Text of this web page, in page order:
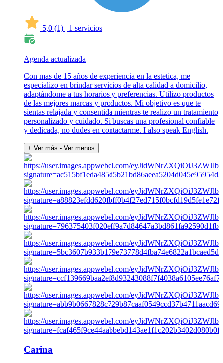
5,0 (1) | 1 servicios
Agenda actualizada
Con mas de 15 años de experiencia en la estetica, me
especializo en brindar servicios de alta calidad a domicilio,
adaptándome a tus horarios y preferencias. Utilizo productos
de las mejores marcas y productos. Mi objetivo es que te
sientas relajada y consentida mientras te realizo un tratamiento
personalizado y cuidado. Si buscas una profesional confiable
y dedicada, no dudes en contactarme. I also speak English.
+ Ver más - Ver menos
Carina